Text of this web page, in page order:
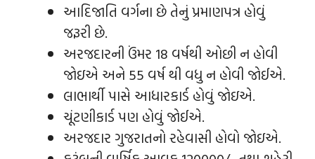
આદિજાતિ વર્ગના છે તેનું પ્રમાણપત્ર હોવું
જરૂરી છે.
અરજદારની ઉંમર 18 વર્ષથી ઓછી ન હોવી
જોઇએ અને 55 વર્ષ થી વધુ ન હોવી જોઈએ.
લાભાર્થી પાસે આધારકાર્ડ હોવું જોઇએ.
ચૂંટણીકાર્ડ પણ હોવું જોઈએ.
અરજદાર ગુજરાતનો રહેવાસી હોવો જોઇએ.